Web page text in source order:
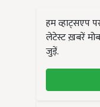
हम व्हाट्सएप
लेटेस्ट ख़बरें
जुड़ें.